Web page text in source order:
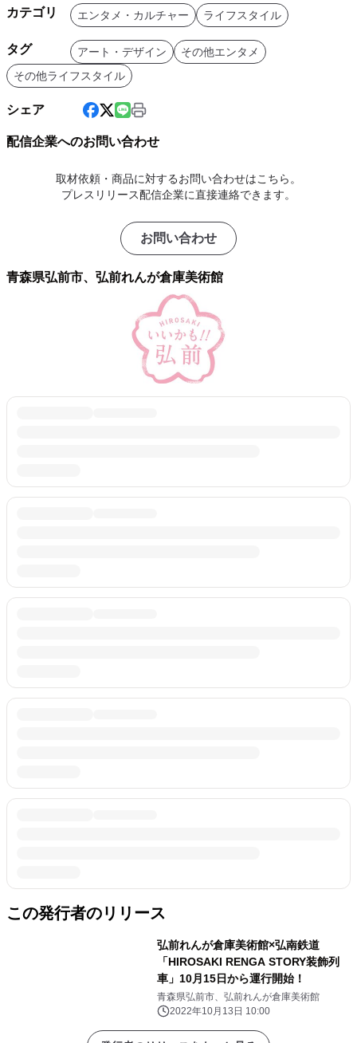
カテゴリ エンタメ・カルチャー ライフスタイル
タグ アート・デザイン
その他エンタメ
その他ライフスタイル
シェア
配信企業へのお問い合わせ
取材依頼・商品に対するお問い合わせはこちら。
プレスリリース配信企業に直接連絡できます。
お問い合わせ
青森県弘前市、弘前れんが倉庫美術館
この発行者のリリース
弘前れんが倉庫美術館×弘南鉄道
「HIROSAKI RENGA STORY装飾列
車」10月15日から運行開始！
青森県弘前市、弘前れんが倉庫美術館
2022年10月13日 10:00